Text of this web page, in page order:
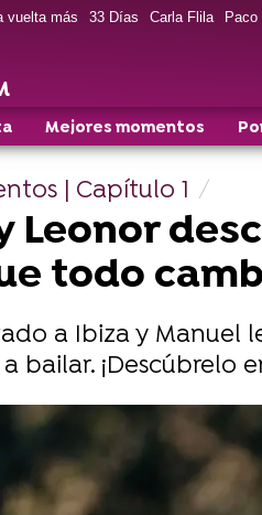
vuelta más 33 Días Carla Flila Paco
Mejores momentos
| Capítulo 1
Leonor
todo
a Ibiza y Manuel
bailar. ¡Descúbrelo
de La Ruta Vol.2: Ibiza,